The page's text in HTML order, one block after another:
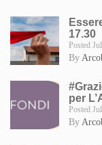
17.30
Posted
By
per
Posted
By